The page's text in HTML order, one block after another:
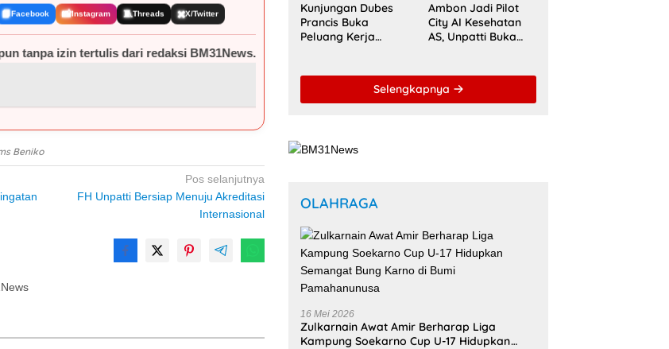
📘Facebook 📸Instagram 🧵Threads ✖️X/Twitter
redaksi BM31News.com.
Bibit Siklon 97S Picu Cuaca Ekstrem di Maluku Tengah, BMKG Imbau Waspada
Beniko
Pos selanjutnya
FH Unpatti Bersiap Menuju Akreditasi
Internasional
Kunjungan Dubes
Prancis Buka
Peluang Kerja
Pendidikan dan
Ambon Jadi Pilot
City AI Kesehatan
AS, Unpatti Buka
Indonesia Timur
Selengkapnya
OLAHRAGA
16 Mei 2026
Zulkarnain Awat Amir Berharap Liga
Kampung Soekarno Cup U-17 Hidupkan